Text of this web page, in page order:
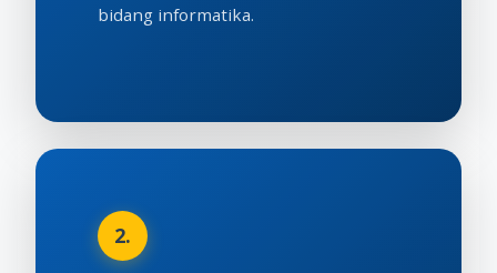
bidang informatika.
2.